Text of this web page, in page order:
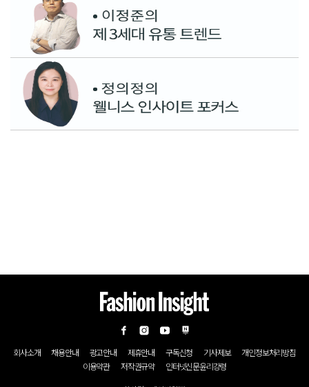
회사소개 채용안내 광고안내 제휴안내 구독신청 기사제보
개인정보처리방침
이용약관
저작권규약 인터넷신문윤리강령